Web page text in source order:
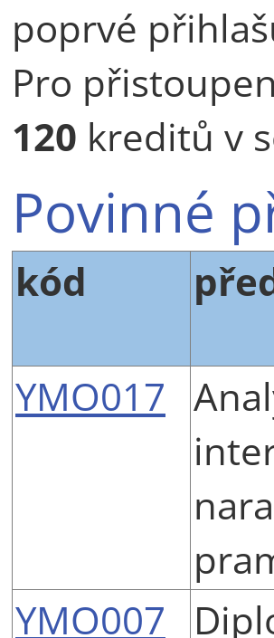
poprvé
Pro
120 kreditů v
Povinné
kód
YMO017
YMO007